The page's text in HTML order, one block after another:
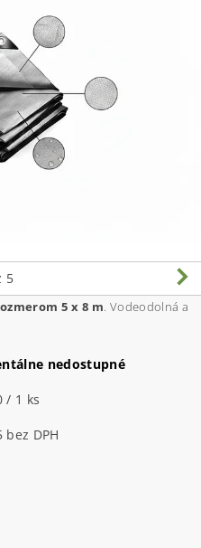
5
5 x 8 m . Vodeodolná a
nedostupné
/ 1 ks
€37,15 bez DPH